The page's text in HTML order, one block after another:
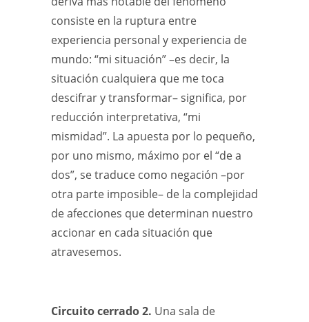
consiste en la ruptura entre
experiencia personal y experiencia de
mundo: “mi situación” –es decir, la
situación cualquiera que me toca
descifrar y transformar– significa, por
reducción interpretativa, “mi
mismidad”. La apuesta por lo pequeño,
por uno mismo, máximo por el “de a
dos”, se traduce como negación –por
otra parte imposible– de la complejidad
de afecciones que determinan nuestro
accionar en cada situación que
atravesemos.
Circuito cerrado 2. Una sala de